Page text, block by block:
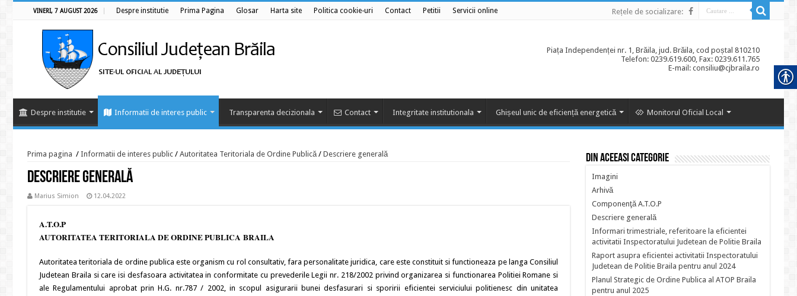
VINERI, 7 AUGUST 2026 Despre institutie Prima Pagina Glosar Harta site Politica cookie-uri Contact Petitii Servicii online Rețele de socializare:
Piața Independenței nr. 1, Brăila, jud. Brăila, cod poștal 810210
Telefon: 0239.619.600, Fax: 0239.611.765
E-mail: consiliu@cjbraila.ro
Despre institutie Informatii de interes public Transparenta decizionala Contact Integritate institutionala Ghișeul unic de eficiență energetică Monitorul Oficial Local
Prima pagina / Informatii de interes public / Autoritatea Teritoriala de Ordine Publică / Descriere generală
Descriere generală
Marius Simion 12.04.2022
A.T.O.P
AUTORITATEA TERITORIALA DE ORDINE PUBLICA BRAILA
Autoritatea teritoriala de ordine publica este organism cu rol consultativ, fara personalitate juridica, care este constituit si functioneaza pe langa Consiliul
Judetean Braila si care isi desfasoara activitatea in conformitate cu prevederile Legii nr. 218/2002 privind organizarea si functionarea Politiei Romane si
ale Regulamentului aprobat prin H.G. nr.787 / 2002, in scopul asigurarii bunei desfasurari si sporirii eficientei serviciului politienesc din unitatea
Din aceeasi categorie
Imagini
Arhivă
Componenţă A.T.O.P
Descriere generală
Informari trimestriale, referitoare la eficientei
activitatii Inspectoratului Judetean de Politie Braila
Raport asupra eficientei activitatii Inspectoratului
Judetean de Politie Braila pentru anul 2024
Planul Strategic de Ordine Publica al ATOP Braila
pentru anul 2025